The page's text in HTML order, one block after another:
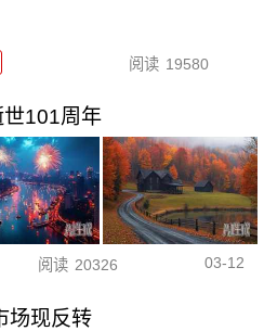
阅读 19580
101周年
阅读 20326 03-12
场现反转